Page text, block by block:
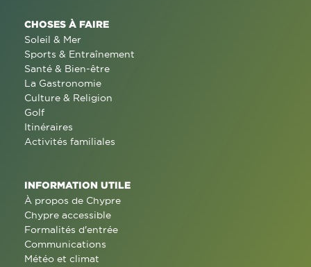
CHOSES À FAIRE
Soleil & Mer
Sports & Entraînement
Santé & Bien-être
La Gastronomie
Culture & Religion
Golf
Itinéraires
Activités familiales
INFORMATION UTILE
À propos de Chypre
Chypre accessible
Formalités d'entrée
Communications
Météo et climat